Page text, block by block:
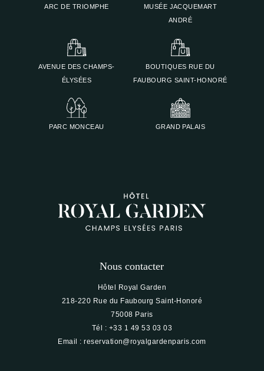
ARC DE TRIOMPHE
MUSÉE JACQUEMART
ANDRÉ
AVENUE DES CHAMPS-
ÉLYSÉES
BOUTIQUES RUE DU
FAUBOURG SAINT-HONORÉ
PARC MONCEAU GRAND PALAIS
Nous contacter
Hôtel Royal Garden
218-220 Rue du Faubourg Saint-Honoré
75008 Paris
Tél : +33 1 49 53 03 03
Email :reservation@royalgardenparis.com